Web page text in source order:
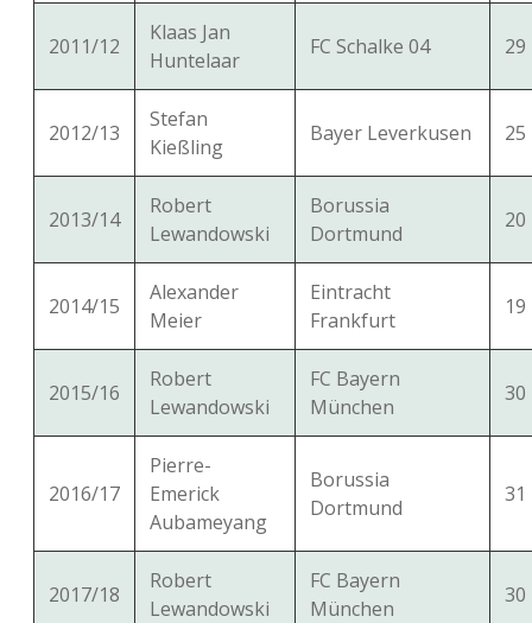
2011/12
Klaas Jan
Huntelaar
FC Schalke 04 29
2012/13
Stefan
Kießling
Bayer Leverkusen 25
2013/14
Robert
Lewandowski
Borussia
Dortmund
20
2014/15
Alexander
Meier
Eintracht
Frankfurt
19
2015/16
Robert
Lewandowski
FC Bayern
München
30
2016/17
Pierre-
Emerick
Aubameyang
Borussia
Dortmund
31
2017/18
Robert
Lewandowski
FC Bayern
München
30